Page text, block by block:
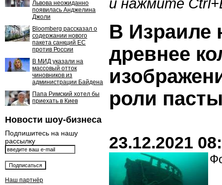
Львова неожиданно
появилась Анджелина
Джоли
Bloomberg рассказал о
содержании нового
пакета санкций ЕС
против России
В МИД указали на
массовый отток
чиновников из
администрации Байдена
Папа Римский хотел бы
приехать в Киев
Новости шоу-бизнеса
Подпишитесь на нашу
рассылку
Наш партнёр
В Израиле
древнее
роли
23.12.2021